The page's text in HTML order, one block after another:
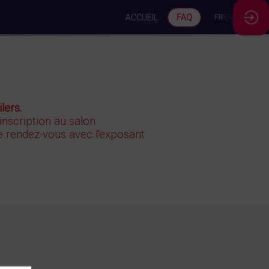
ACCUEIL FAQ FR
au salon
rendez-vous avec l'exposant